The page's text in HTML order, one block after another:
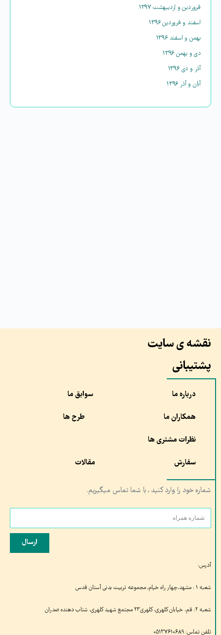
فروردین و اردیبهشت ۱۳۹۷
اسفند و فروردین ۱۳۹۶
بهمن و اسفند ۱۳۹۶
دی و بهمن ۱۳۹۶
آذر و دی ۱۳۹۶
آبان و آذر ۱۳۹۶
نقشه ی سایت
پشتیبانی
درباره ما سوابق ما
همکاران ما طرح ها
نظرات مشتری ها
سفارش مقالات
شماره خود را وارد کنید , با شما تماس میگیریم.
ارسال
آدرس:
شعبه ۱ : مشهد،چهار راه خیام, مجموعه تربیت بدنی آستان قدس
شعبه ۲: قم، خیابان کلهری، کلهری۲۳ مجتمع شهید کلهری، شتاب دهنده صدران
تلفن تماس: ۰۵۱۳۷۶۱۰۶۸۹